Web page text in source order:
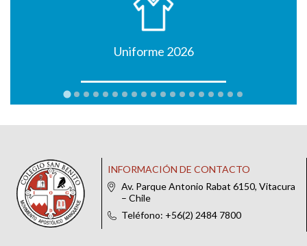
Uniforme 2026
INFORMACIÓN DE CONTACTO
Av. Parque Antonio Rabat 6150, Vitacura
– Chile
Teléfono: +56(2) 2484 7800